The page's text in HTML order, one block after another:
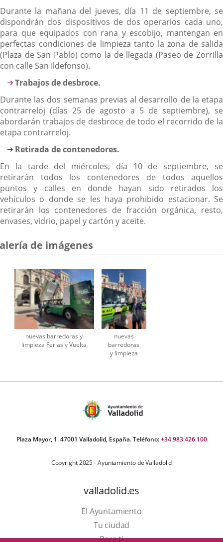
Durante la mañana del jueves, día 11 de septiembre, se
dispondrán dos dispositivos de dos operarios cada uno,
para que equipados con rana y escobijo, mantengan en
perfectas condiciones de limpieza tanto la zona de salida
(Plaza de San Pablo) como la de llegada (Paseo de Zorrilla
con calle San Ildefonso).
Trabajos de desbroce.
Durante las dos semanas previas al desarrollo de la etapa
contrarreloj (días 25 de agosto a 5 de septiembre), se
abordarán trabajos de desbroce de todo el recorrido de la
etapa contrarreloj.
Retirada de contenedores.
En la tarde del miércoles, día 10 de septiembre, se
retirarán todos los contenedores de todos aquellos
puntos y calles en donde hayan sido retirados los
vehículos o donde se les haya prohibido estacionar. Se
retirarán los contenedores de fracción orgánica, resto,
envases, vidrio, papel y cartón y aceite.
de imágenes
nuevas barredoras y
limpieza Ferias y Vuelta
nuevas
barredoras
y limpieza
Plaza Mayor, 1. 47001 Valladolid, España. Teléfono:+34 983 426 100
Copyright 2025 - Ayuntamiento de Valladolid
valladolid.es
El Ayuntamiento
Tu ciudad
Para ti